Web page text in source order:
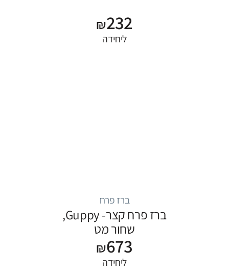
₪232
ליחידה
ברז פרח
ברז פרח קצר- Guppy,
שחור מט
₪673
ליחידה